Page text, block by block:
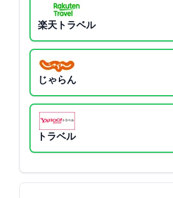
楽天トラベル
じゃらん
Yahoo!トラベル